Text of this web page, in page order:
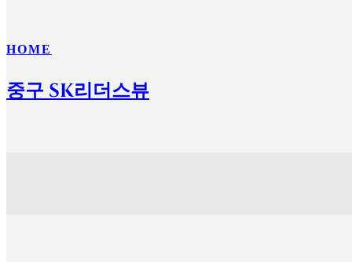
HOME
중구 SK리더스뷰